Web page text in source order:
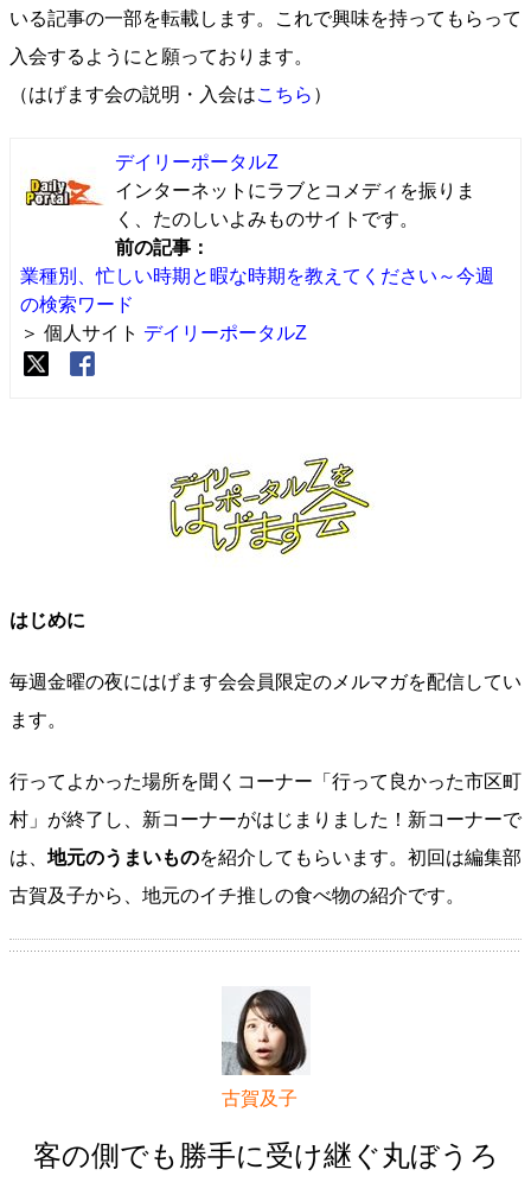
いる記事の一部を転載します。これで興味を持ってもらって
入会するようにと願っております。
（はげます会の説明・入会はこちら ）
デイリーポータルZ
インターネットにラブとコメディを振りま
く、たのしいよみものサイトです。
前の記事：
業種別、忙しい時期と暇な時期を教えてください～今週
の検索ワード
＞ 個人サイト デイリーポータルZ
はじめに
毎週金曜の夜にはげます会会員限定のメルマガを配信してい
ます。
行ってよかった場所を聞くコーナー「行って良かった市区町
村」が終了し、新コーナーがはじまりました！新コーナーで
は、 地元のうまいものを紹介してもらいます。初回は編集部
古賀及子から、地元のイチ推しの食べ物の紹介です。
古賀及子
客の側でも勝手に受け継ぐ丸ぼうろ